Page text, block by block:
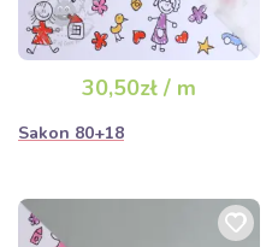
30,50zł / m
Sakon 80+18